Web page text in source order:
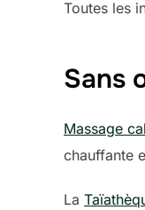
Toutes les
Sans
Massage
chauffante
La